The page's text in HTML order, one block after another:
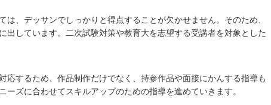
、デッサンでしっかりと得点することが欠かせません。そのため、
出しています。二次試験対策や教育大を志望する受講者を対象とした
応するため、作品制作だけでなく、持参作品や面接にかんする指導も
ーズに合わせてスキルアップのための指導を進めていきます。